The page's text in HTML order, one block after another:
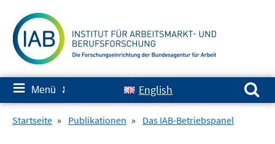
zum
Inhalt
≡ Menü ✘ English
Suchen nach:
Startseite » Publikationen » Das IAB-Betriebspanel